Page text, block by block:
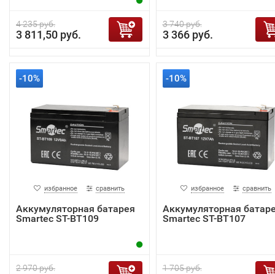
4 235 руб.
3 811,50 руб.
3 740 руб.
3 366 руб.
-10%
избранное сравнить
Аккумуляторная батарея
Smartec ST-BT109
2 970 руб.
-10%
избранное сравнить
Аккумуляторная
Smartec ST-BT107
1 705 руб.